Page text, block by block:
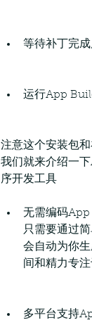
等待补丁完
运行App
注意这个安装包
我们就来介绍一
序开发工具
无需编码
只需要通过
会自动为你
间和精力专
多平台支持